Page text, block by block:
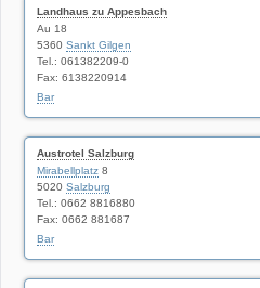
Landhaus zu Appesbach
Au 18
5360 Sankt Gilgen
Tel.: 061382209-0
Fax: 6138220914
Bar
Austrotel Salzburg
Mirabellplatz 8
5020 Salzburg
Tel.: 0662 8816880
Fax: 0662 881687
Bar